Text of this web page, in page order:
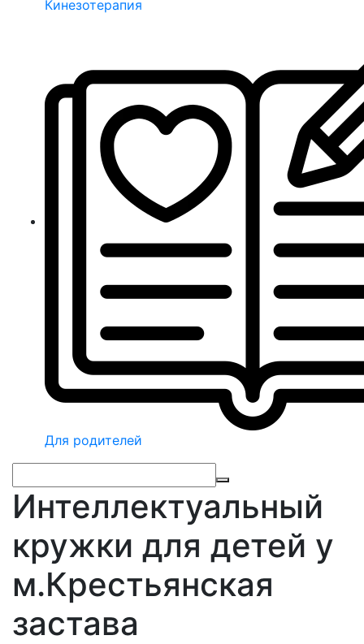
Кинезотерапия
Для родителей
Интеллектуальный
кружки для детей у
м.Крестьянская
застава